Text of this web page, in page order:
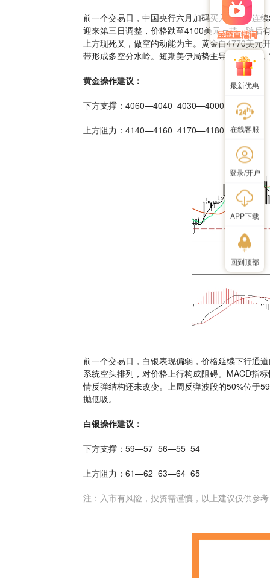
最新优惠
在线客服
登录/开户
APP下载
回到顶部
前一个交易日，中国央行六月加码买入黄金，连
迎来第三日调整，价格跌至4100美元一带，随后
上方现死叉，做空的动能为主。黄金自4770美元
带形成多空分水岭。短期美伊局势主导盘口走势
黄金操作建议：
下方支撑：4060—4040 4030—4000 3980
上方阻力：4140—4160 4170—4180 4200
前一个交易日，白银表现偏弱，价格延续下行通
系统空头排列，对价格上行构成阻碍。MACD指
情反弹结构还未改变。上周反弹波段的50%位于
抛低吸。
白银操作建议：
下方支撑：59—57 56—55 54
上方阻力：61—62 63—64 65
注：入市有风险，投资需谨慎，以上建议仅供参